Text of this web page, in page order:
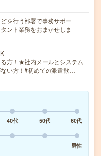
を行う部署で事務サポー
ント業務をおまかせしま
方！★社内メールとシステム
い方！#初めての派遣歓…
40代 50代
60代
男性